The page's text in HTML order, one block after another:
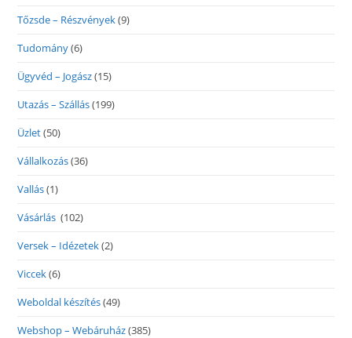
Tőzsde – Részvények(9)
Tudomány(6)
Ügyvéd – Jogász(15)
Utazás – Szállás(199)
Üzlet(50)
Vállalkozás(36)
Vallás(1)
Vásárlás (102)
Versek – Idézetek(2)
Viccek(6)
Weboldal készítés(49)
Webshop – Webáruház(385)